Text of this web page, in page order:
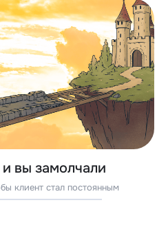
вы замолчали
клиент стал постоянным